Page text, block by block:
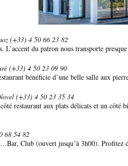
(+33) 4 50 66 23 82
L’accent du patron nous transporte
(+33) 4 50 23 09 90
bénéficie d’une belle salle aux
(+33) 4 50 23 35 34
restaurant aux plats délicats et un
68 54 82
Club (ouvert jusqu’à 3h00).